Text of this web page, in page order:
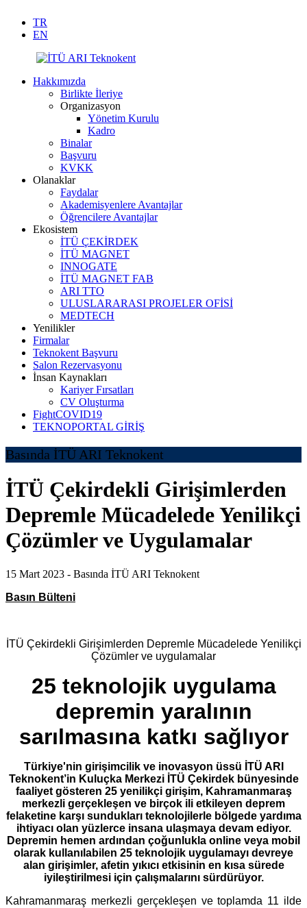
TR
EN
Hakkımızda
Birlikte İleriye
Organizasyon
Yönetim Kurulu
Kadro
Binalar
Başvuru
KVKK
Olanaklar
Faydalar
Akademisyenlere Avantajlar
Öğrencilere Avantajlar
Ekosistem
İTÜ ÇEKİRDEK
İTÜ MAGNET
INNOGATE
İTÜ MAGNET FAB
ARI TTO
ULUSLARARASI PROJELER OFİSİ
MEDTECH
Yenilikler
Firmalar
Teknokent Başvuru
Salon Rezervasyonu
İnsan Kaynakları
Kariyer Fırsatları
CV Oluşturma
FightCOVID19
TEKNOPORTAL GİRİŞ
Basında İTÜ ARI Teknokent
İTÜ Çekirdekli Girişimlerden
Depremle Mücadelede Yenilikçi
Çözümler ve Uygulamalar
15 Mart 2023 - Basında İTÜ ARI Teknokent
Basın Bülteni
İTÜ Çekirdekli Girişimlerden Depremle Mücadelede Yenilikçi
Çözümler ve uygulamalar
25 teknolojik uygulama
depremin yaralının
sarılmasına katkı sağlıyor
Türkiye'nin girişimcilik ve inovasyon üssü İTÜ ARI
Teknokent’in Kuluçka Merkezi İTÜ Çekirdek bünyesinde
faaliyet gösteren 25 yenilikçi girişim, Kahramanmaraş
merkezli gerçekleşen ve birçok ili etkileyen deprem
felaketine karşı sundukları teknolojilerle bölgede yardıma
ihtiyacı olan yüzlerce insana ulaşmaya devam ediyor.
Depremin hemen ardından çoğunlukla online veya mobil
olarak kullanılabilen 25 teknolojik uygulamayı devreye
alan girişimler, afetin yıkıcı etkisinin en kısa sürede
iyileştirilmesi için çalışmalarını sürdürüyor.
Kahramanmaraş merkezli gerçekleşen ve toplamda 11 ilde